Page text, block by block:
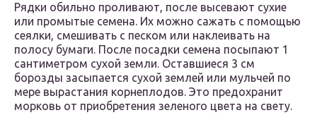
Рядки обильно проливают, после высевают сухие
или промытые семена. Их можно сажать с помощью
сеялки, смешивать с песком или наклеивать на
полосу бумаги. После посадки семена посыпают 1
сантиметром сухой земли. Оставшиеся 3 см
борозды засыпается сухой землей или мульчей по
мере вырастания корнеплодов. Это предохранит
морковь от приобретения зеленого цвета на свету.